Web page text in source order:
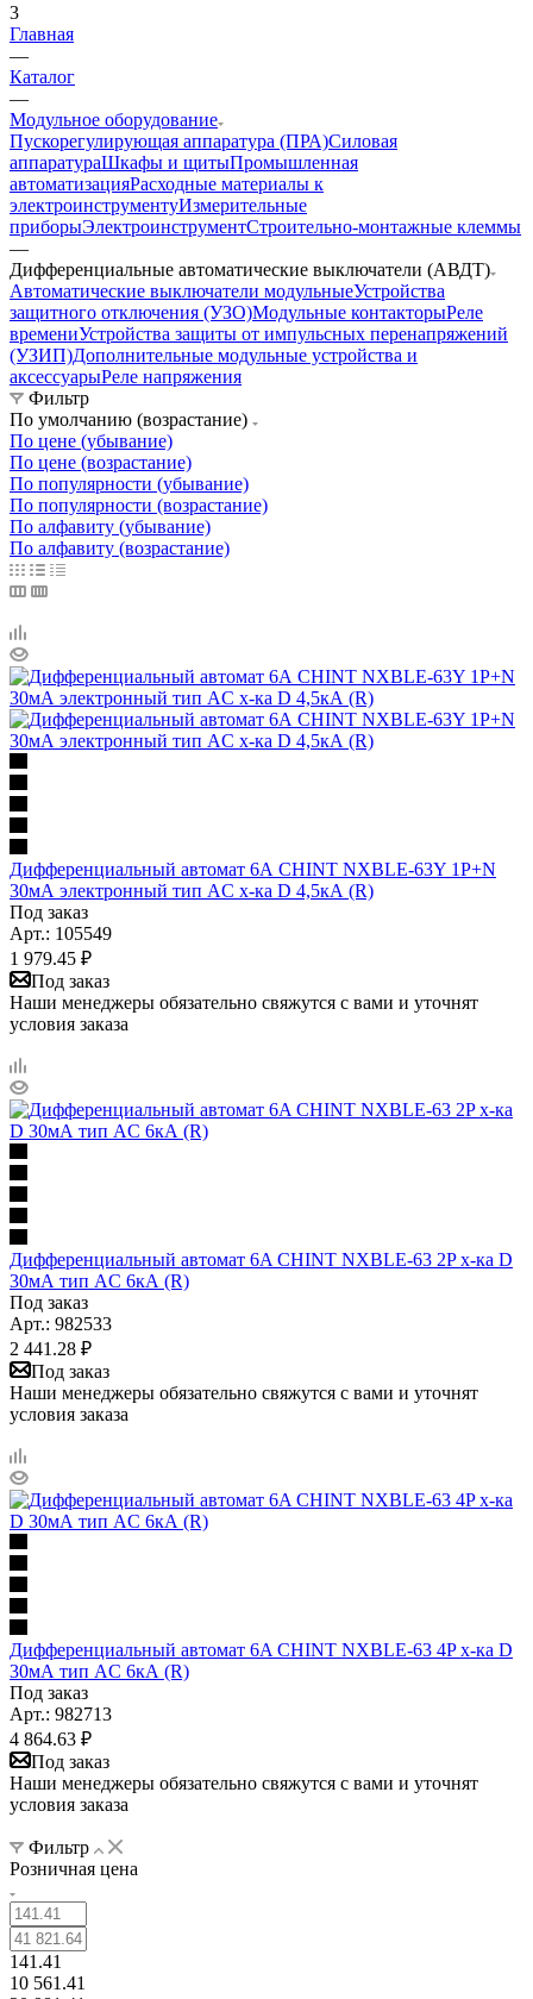
3
Главная
—
Каталог
—
Модульное оборудование
Пускорегулирующая аппаратура (ПРА)Силовая
аппаратураШкафы и щитыПромышленная
автоматизацияРасходные материалы к
электроинструментуИзмерительные
приборыЭлектроинструментСтроительно-монтажные клеммы
—
Дифференциальные автоматические выключатели (АВДТ)
Автоматические выключатели модульныеУстройства
защитного отключения (УЗО)Модульные контакторыРеле
времениУстройства защиты от импульсных перенапряжений
(УЗИП)Дополнительные модульные устройства и
аксессуарыРеле напряжения
Фильтр
По умолчанию (возрастание)
По цене (убывание)
По цене (возрастание)
По популярности (убывание)
По популярности (возрастание)
По алфавиту (убывание)
По алфавиту (возрастание)
Дифференциальный автомат 6А CHINT NXBLE-63Y 1P+N
30мА электронный тип AС х-ка D 4,5кА (R)
Под заказ
Арт.: 105549
1 979.45 ₽
Под заказ
Наши менеджеры обязательно свяжутся с вами и уточнят
условия заказа
Дифференциальный автомат 6A CHINT NXBLE-63 2P х-ка D
30мА тип AC 6кА (R)
Под заказ
Арт.: 982533
2 441.28 ₽
Под заказ
Наши менеджеры обязательно свяжутся с вами и уточнят
условия заказа
Дифференциальный автомат 6A CHINT NXBLE-63 4P х-ка D
30мА тип AC 6кА (R)
Под заказ
Арт.: 982713
4 864.63 ₽
Под заказ
Наши менеджеры обязательно свяжутся с вами и уточнят
условия заказа
Фильтр
Розничная цена
141.41
10 561.41